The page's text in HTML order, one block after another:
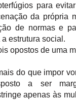
para
da própria
de normas e
estrutura social.
opostos de uma
do que impor
a ser
apenas às